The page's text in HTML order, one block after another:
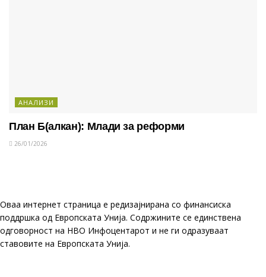
АНАЛИЗИ
План Б(алкан): Млади за реформи
26/01/2026
Оваа интернет страница е редизајнирана со финансиска
поддршка од Европската Унија. Содржините се единствена
одговорност на НВО Инфоцентарот и не ги одразуваат
ставовите на Европската Унија.